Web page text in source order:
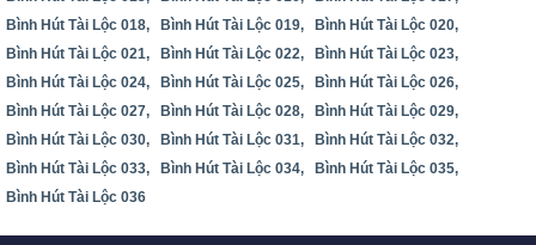
Bình Hút Tài Lộc 018,
Bình Hút Tài Lộc 019,
Bình Hút Tài Lộc 020,
Bình Hút Tài Lộc 021,
Bình Hút Tài Lộc 022,
Bình Hút Tài Lộc 023,
Bình Hút Tài Lộc 024,
Bình Hút Tài Lộc 025,
Bình Hút Tài Lộc 026,
Bình Hút Tài Lộc 027,
Bình Hút Tài Lộc 028,
Bình Hút Tài Lộc 029,
Bình Hút Tài Lộc 030,
Bình Hút Tài Lộc 031,
Bình Hút Tài Lộc 032,
Bình Hút Tài Lộc 033,
Bình Hút Tài Lộc 034,
Bình Hút Tài Lộc 035,
Bình Hút Tài Lộc 036